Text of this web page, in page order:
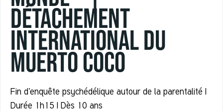
Détachement
International du
Muerto Coco
Fin d’enquête psychédélique autour de la parentalité |
Durée 1h15 | Dès 10 ans